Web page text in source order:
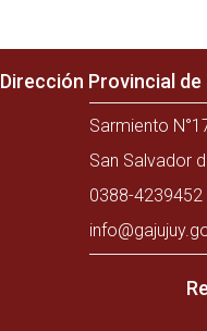
Dirección Provincial
Sarmiento
San Salvador
0388-